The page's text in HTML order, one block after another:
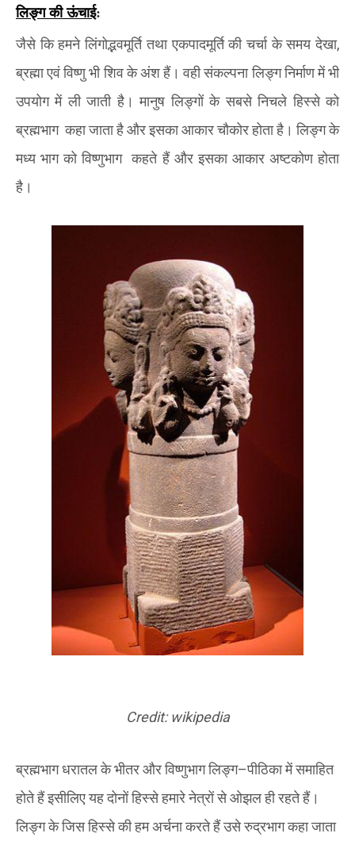
लिङ्ग की ऊंचाई:
जैसे कि हमने लिंगोद्भवमूर्ति तथा एकपादमूर्ति की चर्चा के समय देखा,
ब्रह्मा एवं विष्णु भी शिव के अंश हैं। वही संकल्पना लिङ्ग निर्माण में भी
उपयोग में ली जाती है। मानुष लिङ्गों के सबसे निचले हिस्से को
ब्रह्मभाग कहा जाता है और इसका आकार चौकोर होता है। लिङ्ग के
मध्य भाग को विष्णुभाग कहते हैं और इसका आकार अष्टकोण होता
है।
Credit: wikipedia
ब्रह्मभाग धरातल के भीतर और विष्णुभाग लिङ्ग–पीठिका में समाहित
होते हैं इसीलिए यह दोनों हिस्से हमारे नेत्रों से ओझल ही रहते हैं।
लिङ्ग के जिस हिस्से की हम अर्चना करते हैं उसे रुद्रभाग कहा जाता